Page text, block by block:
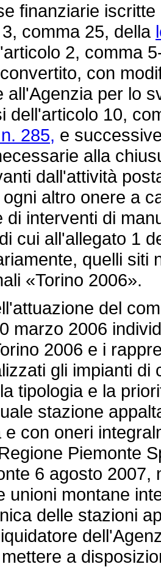
finanziarie iscritte
comma 25, della
2, comma
convertito, con
all'Agenzia per lo
dell'articolo 10,
285, e
alla
dall'attività
altro onere a
di interventi di
cui all'allegato 1
quelli siti
«Torino 2006».
del
marzo 2006
2006 e i
gli impianti
la tipologia e la
stazione
e con oneri
Piemonte
6 agosto
unioni montane
delle stazioni
a